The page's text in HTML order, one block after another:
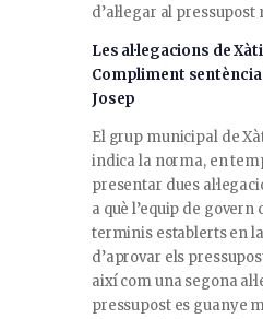
d’al·legar al pressupost
Les al·legacions de
Compliment
Josep
El grup municipal de
indica la norma, en
presentar dues
a què l’equip de govern
terminis establerts en
d’aprovar els
així com una segona
pressupost es guanye